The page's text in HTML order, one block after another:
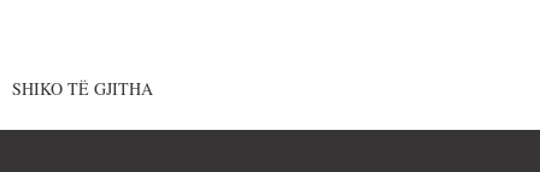
SHIKO TË GJITHA